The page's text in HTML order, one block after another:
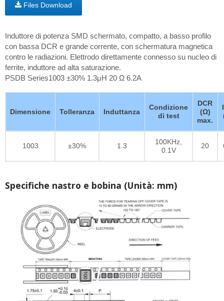
Files Download
Induttore di potenza SMD schermato, compatto, a basso profilo
con bassa DCR e grande corrente, con schermatura magnetica
contro le radiazioni. Elettrodo direttamente connesso su nucleo di
ferrite, induttore ad alta saturazione.
PSDB Series1003 ±30% 1.3μH 20 Ω 6.2A
Dimensione Tolleranza Induttanza
Condizione
di test
DCR
(Ω)
max.
1003 ±30% 1.3
100KHz,
0.1V
20
Specifiche nastro e bobina (Unità: mm)